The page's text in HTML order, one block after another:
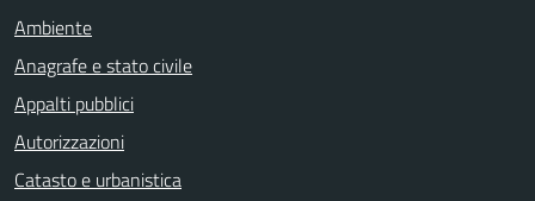
Ambiente
Anagrafe e stato civile
Appalti pubblici
Autorizzazioni
Catasto e urbanistica